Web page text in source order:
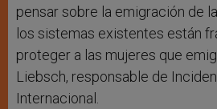
pensar sobre la emigración de
los sistemas existentes están
proteger a las mujeres que
Liebsch, responsable de
Internacional.